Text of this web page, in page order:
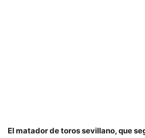
El matador de toros sevillano, que